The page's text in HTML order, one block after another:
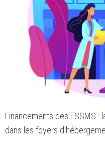
Financements des ESSMS :
dans les foyers